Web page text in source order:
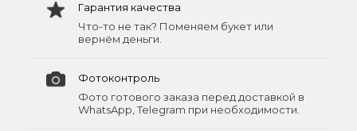
Гарантия качества
Что-то не так? Поменяем букет или
вернём деньги.
Фотоконтроль
Фото готового заказа перед доставкой в
WhatsApp, Telegram при необходимости.